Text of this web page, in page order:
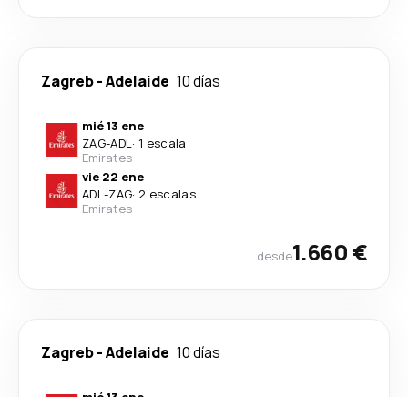
Zagreb-Adelaide 10 días
mié 13 ene
ZAG-ADL· 1 escala
Emirates
vie 22 ene
ADL-ZAG· 2 escalas
Emirates
desde1.660 €
Zagreb-Adelaide 10 días